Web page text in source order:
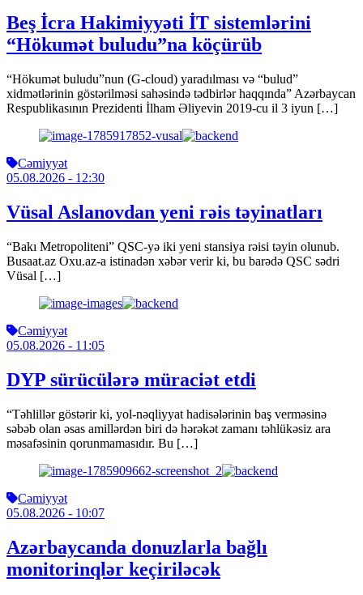
Beş İcra Hakimiyyəti İT sistemlərini
“Hökumət buludu”na köçürüb
“Hökumət buludu”nun (G-cloud) yaradılması və “bulud”
xidmətlərinin göstərilməsi sahəsində tədbirlər haqqında” Azərbaycan
Respublikasının Prezidenti İlham Əliyevin 2019-cu il 3 iyun […]
Cəmiyyət
05.08.2026 - 12:30
Vüsal Aslanovdan yeni rəis təyinatları
“Bakı Metropoliteni” QSC-yə iki yeni stansiya rəisi təyin olunub.
Busaat.az Oxu.az-a istinadən xəbər verir ki, bu barədə QSC sədri
Vüsal […]
Cəmiyyət
05.08.2026 - 11:05
DYP sürücülərə müraciət etdi
“Təhlillər göstərir ki, yol-nəqliyyat hadisələrinin baş verməsinə
səbəb olan əsas amillərdən biri də hərəkət zamanı təhlükəsiz ara
məsafəsinin qorunmamasıdır. Bu […]
Cəmiyyət
05.08.2026 - 10:07
Azərbaycanda donuzlarla bağlı
monitorinqlər keçiriləcək